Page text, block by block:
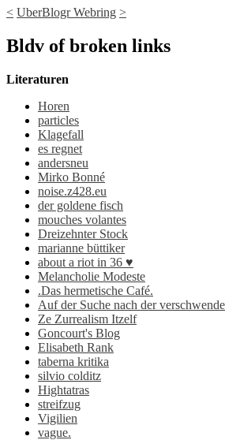
< UberBlogr Webring >
Bldv of broken links
Literaturen
Horen
particles
Klagefall
es regnet
andersneu
Mirko Bonné
noise.z428.eu
der goldene fisch
mouches volantes
Dreizehnter Stock
marianne büttiker
about a riot in 36 ♥
Melancholie Modeste
.Das hermetische Café.
Auf der Suche nach der
Ze Zurrealism Itzelf
Goncourt's Blog
Elisabeth Rank
taberna kritika
silvio colditz
Hightatras
streifzug
Vigilien
vague.